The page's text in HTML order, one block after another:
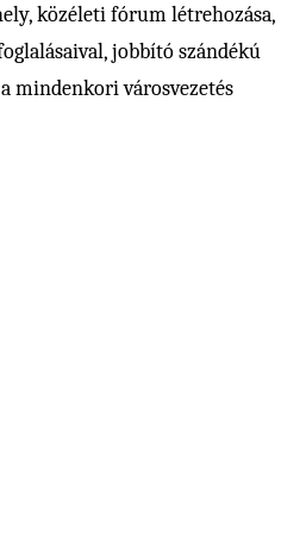
közéleti fórum létrehozása,
jobbító szándékú
mindenkori városvezetés